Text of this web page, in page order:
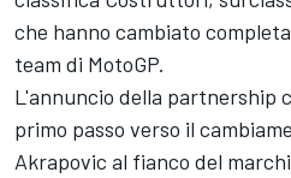
che hanno cambiato
team di MotoGP.
L'annuncio della partnership
primo passo verso il
Akrapovic al fianco del